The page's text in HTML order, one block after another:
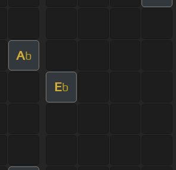
Ab
Eb